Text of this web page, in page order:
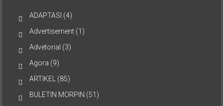
ADAPTASI (4)
Advertisement (1)
Advetorial (3)
Agora (9)
ARTIKEL (85)
BULETIN MORPIN (51)